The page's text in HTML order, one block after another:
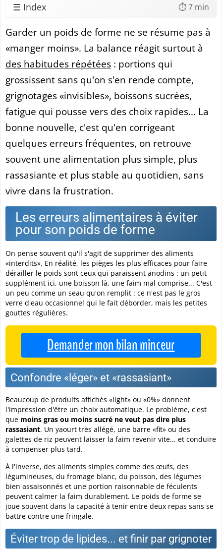
☰ Index ⏱️ 7 min
Garder un poids de forme ne se résume pas à
«manger moins». La balance réagit surtout à
des habitudes répétées : portions qui
grossissent sans qu'on s'en rende compte,
grignotages «invisibles», boissons sucrées,
fatigue qui pousse vers des choix rapides... La
bonne nouvelle, c'est qu'en corrigeant
quelques erreurs fréquentes, on retrouve
souvent une alimentation plus simple, plus
rassasiante et plus stable au quotidien, sans
vivre dans la frustration.
Les erreurs alimentaires à éviter
pour son poids de forme
On pense souvent qu'il s'agit de supprimer des aliments
«interdits». En réalité, les pièges les plus efficaces pour faire
dérailler le poids sont ceux qui paraissent anodins : un petit
supplément ici, une boisson là, une faim mal comprise... C'est
un peu comme un seau qu'on remplit : ce n'est pas le gros
verre d'eau occasionnel qui le fait déborder, mais les petites
gouttes régulières.
Demander mon bilan minceur
Confondre «léger» et «rassasiant»
Beaucoup de produits affichés «light» ou «0%» donnent
l'impression d'être un choix automatique. Le problème, c'est
que moins gras ou moins sucré ne veut pas dire plus
rassasiant. Un yaourt très allégé, une barre «fit» ou des
galettes de riz peuvent laisser la faim revenir vite... et conduire
à compenser plus tard.
À l'inverse, des aliments simples comme des œufs, des
légumineuses, du fromage blanc, du poisson, des légumes
bien assaisonnés et une portion raisonnable de féculents
peuvent calmer la faim durablement. Le poids de forme se
joue souvent dans la capacité à tenir entre deux repas sans se
battre contre une fringale.
Éviter trop de lipides... et finir par grignoter